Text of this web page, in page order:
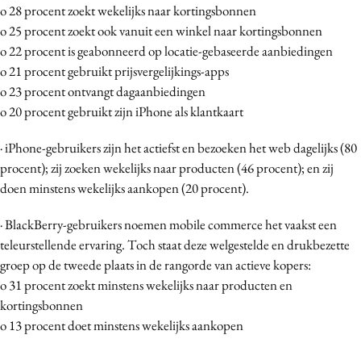
o 28 procent zoekt wekelijks naar kortingsbonnen
o 25 procent zoekt ook vanuit een winkel naar kortingsbonnen
o 22 procent is geabonneerd op locatie-gebaseerde aanbiedingen
o 21 procent gebruikt prijsvergelijkings-apps
o 23 procent ontvangt dagaanbiedingen
o 20 procent gebruikt zijn iPhone als klantkaart
· iPhone-gebruikers zijn het actiefst en bezoeken het web dagelijks (80
procent); zij zoeken wekelijks naar producten (46 procent); en zij
doen minstens wekelijks aankopen (20 procent).
· BlackBerry-gebruikers noemen mobile commerce het vaakst een
teleurstellende ervaring. Toch staat deze welgestelde en drukbezette
groep op de tweede plaats in de rangorde van actieve kopers:
o 31 procent zoekt minstens wekelijks naar producten en
kortingsbonnen
o 13 procent doet minstens wekelijks aankopen